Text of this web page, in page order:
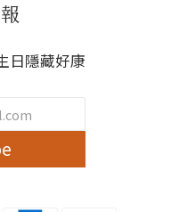
日隱藏好康